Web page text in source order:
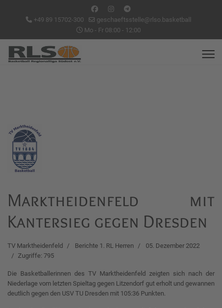
+49 89 15702-300
geschaeftsstelle@rlso.basketball
Mo - Fr 08:00 - 12:00
Marktheidenfeld mit
Kantersieg gegen Dresden
TV Marktheidenfeld Berichte 1. RL Herren
05. Dezember 2022
Zugriffe: 795
Die Basketballerinnen des TV Marktheidenfeld zeigten sich nach der
Niederlage vom letzten Spieltag gegen Litzendorf gut erholt und gewannen
deutlich gegen den USV TU Dresden mit 105:36 Punkten.